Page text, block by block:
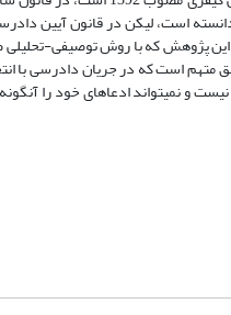
لحاظ نموده است. در این پژوهش که با روش
است که در جریان دادرسی با
و نمی­تواند ادعاهای خود را